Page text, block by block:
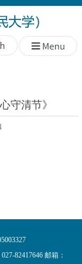
守清节》
82417646 邮箱：